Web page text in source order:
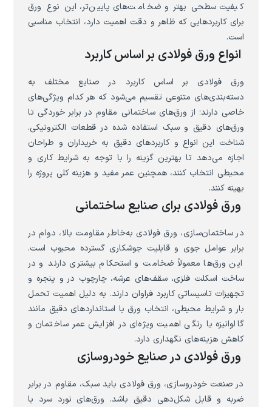
کیفیت سطحی بهتر و ضخامت‌های پایین‌تر، این نوع ورق
برای کاربردهایی که ظاهر و دقت اهمیت دارد، انتخاب مناسبی
است.
انواع ورق فولادی بر اساس کاربرد
ورق فولادی بر اساس کاربرد در صنایع مختلف به
دسته‌بندی‌های متنوعی تقسیم می‌شود که هر کدام ویژگی‌های
خاصی دارند؛ از ورق‌های ساختمانی مقاوم در برابر خوردگی تا
ورق‌های دقیق و سبک استفاده شده در قطعات الکترونیکی.
شناخت این انواع و کاربردهای دقیق به خریداران و طراحان
اجازه می‌دهد تا بهترین گزینه را با توجه به شرایط کاری و
محیطی انتخاب کنند، همچنین عمر مفید و هزینه کلی پروژه را
بهینه کنند.
ورق فولادی برای صنایع ساختمانی
در ساختمان‌سازی، ورق فولادی به‌خاطر مقاومت بالا، دوام در
برابر عوامل جوی و قابلیت جوشکاری گسترده محبوب است.
این ورق‌ها معمولاً ضخامت و استحکام بیشتری دارند و در
ساخت اسکلت فلزی، سقف‌های عرشه، چارچوب در و پنجره و
تجهیزات تاسیساتی کاربرد فراوان دارند. به دلیل اهمیت تحمل
بار و شرایط محیطی، انتخاب ورق با استانداردهای دقیق مانند
گالوانیزه یا رنگی اهمیت ویژه‌ای در افزایش عمر ساختمان و
کاهش هزینه‌های نگهداری دارد.
ورق فولادی در صنایع خودروسازی
در صنعت خودروسازی، ورق فولادی باید سبک، مقاوم در برابر
ضربه و قابل شکل‌دهی دقیق باشد. ورق‌های نورد سرد با